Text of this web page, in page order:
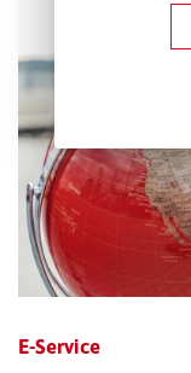
E-Service